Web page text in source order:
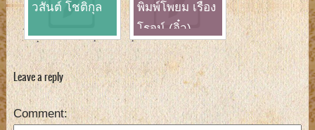
วสันต์ โชติกุล
พิมพ์โพยม เรือง
โรจน์ (อิ๋ว)
Leave a reply
Comment